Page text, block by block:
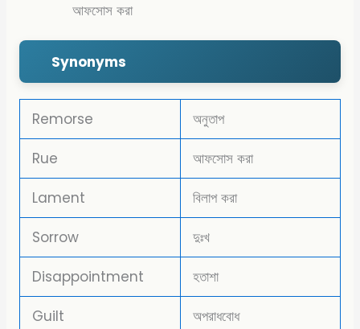
আফসোস করা
Synonyms
Remorse অনুতাপ
Rue আফসোস করা
Lament বিলাপ করা
Sorrow দুঃখ
Disappointment হতাশা
Guilt অপরাধবোধ